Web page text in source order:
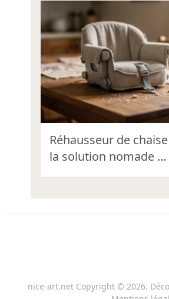
Réhausseur de
la solution nomade …
nice-art.net Copyright © 2026.